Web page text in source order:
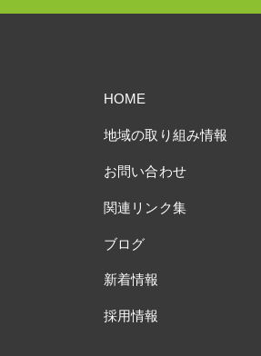
HOME
地域の取り組み情報
お問い合わせ
関連リンク集
ブログ
新着情報
採用情報